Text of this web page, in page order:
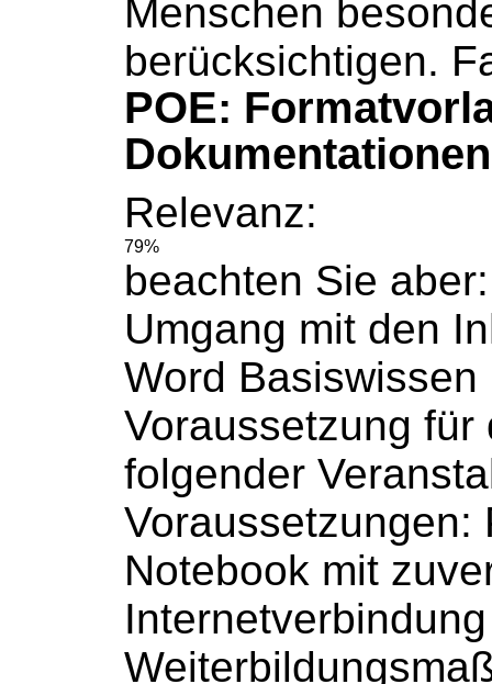
Menschen
berücksichtigen.
POE:
Relevanz:
79%
beachten Sie
Umgang mit den
Word Basiswissen
Voraussetzung
folgender
Voraussetzungen:
Notebook mit